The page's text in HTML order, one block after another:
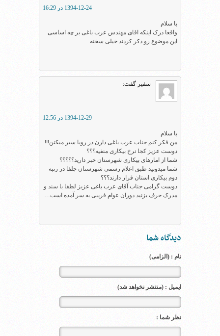
1394-12-24 در 16:29
با سلام
واقعا درک اینکه اقای مهندس عرب باغی بر چه اساسی
این موضوع رو ذکر کردند خیلی سخته
سفیر گفت:
1394-12-29 در 12:56
با سلام
من فکر کنم جناب عرب باغی دارن در رویا سیر میکنن!!!
دوست عزیز کجا نرخ بیکاری منفیه؟؟؟
شما از امارهای بیکاری شهرستان خبر دارید؟؟؟؟؟
شما میدونید طبق اعلام رسمی شهرستان جلفا در رتبه
دوم بیکاری استان قرار دارند؟؟؟
دوست گرامی جناب آقای عرب باغی عزیز لطفا با سند و
مدرک حرف بزنید دوران عوام فریبی به سر آمده است…
دیدگاه شما
نام : (الزامی)
ایمیل : (منتشر نخواهد شد)
نظر شما :